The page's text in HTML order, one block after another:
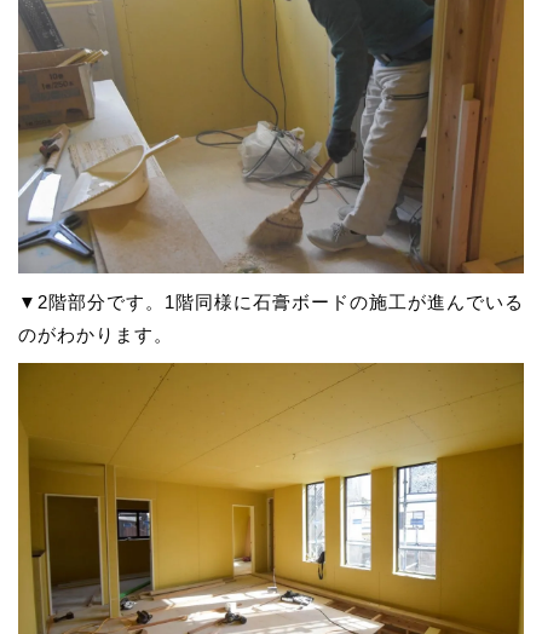
▼2階部分です。1階同様に石膏ボードの施工が進んでいる
のがわかります。